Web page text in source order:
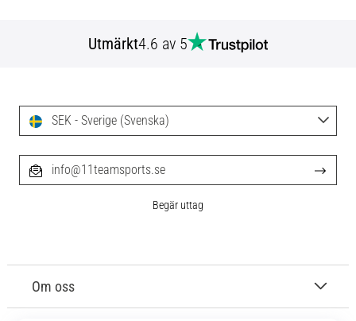
Utmärkt4.6 av 5
Om oss
SEK - Sverige (Svenska)
info@11teamsports.se
Begär uttag